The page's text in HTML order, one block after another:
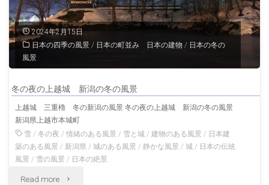
と
上
城
山
形
2024年2月15日
日本の四季の風景 / 日本の町並み 日本の建物 / 日本の冬の
風景
冬の夜の上越城 新潟の冬の風景
上越城 三重櫓 冬の新潟の風景 冬の夜の上越城 新潟の冬の風景
新潟県上越市本城町
雪 /冬の夜 /情緒のある風景 / 雪と城 /建物のある風景 / 日本建
築のある風景 / 新潟県 /城のある風景 / 静かな風景 /城 / 日本の伝統
風景 / 雪の風景 / 日本の絶景
Read more "冬